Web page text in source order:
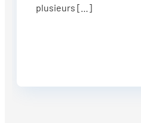
plusieurs […]